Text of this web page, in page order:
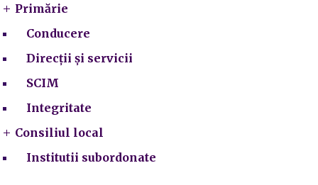
Primărie
Conducere
Direcții și servicii
SCIM
Integritate
Consiliul local
Institutii subordonate